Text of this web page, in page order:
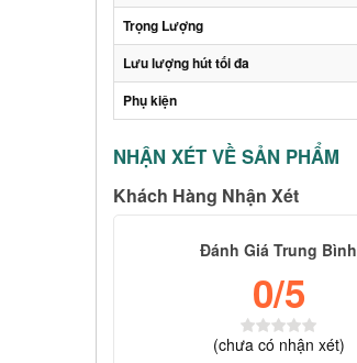
Trọng Lượng
Lưu lượng hút tối đa
Phụ kiện
NHẬN XÉT VỀ SẢN PHẨM
Khách Hàng Nhận Xét
Đánh Giá Trung Bình
0/5
(chưa có nhận xét)